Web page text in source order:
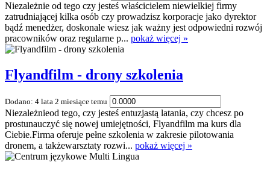
Niezależnie od tego czy jesteś właścicielem niewielkiej firmy
zatrudniającej kilka osób czy prowadzisz korporacje jako dyrektor
bądź menedżer, doskonale wiesz jak ważny jest odpowiedni rozwój
pracowników oraz regularne p... pokaż więcej »
Flyandfilm - drony szkolenia
Dodano: 4 lata 2 miesiące temu
Niezależnieod tego, czy jesteś entuzjastą latania, czy chcesz po
prostunauczyć się nowej umiejętności, Flyandfilm ma kurs dla
Ciebie.Firma oferuje pełne szkolenia w zakresie pilotowania
dronem, a takżewarsztaty rozwi... pokaż więcej »